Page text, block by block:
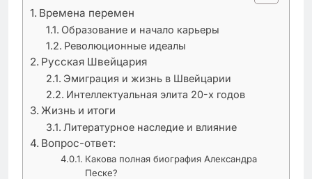
Времена перемен
Образование и начало карьеры
Революционные идеалы
Русская Швейцария
Эмиграция и жизнь в Швейцарии
Интеллектуальная элита 20-х годов
Жизнь и итоги
Литературное наследие и влияние
Вопрос-ответ:
Какова полная биография Александра
Песке?